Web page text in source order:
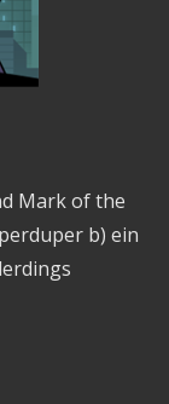
Mark of the
b) ein